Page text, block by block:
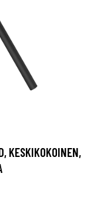
KESKIKOKOINEN,